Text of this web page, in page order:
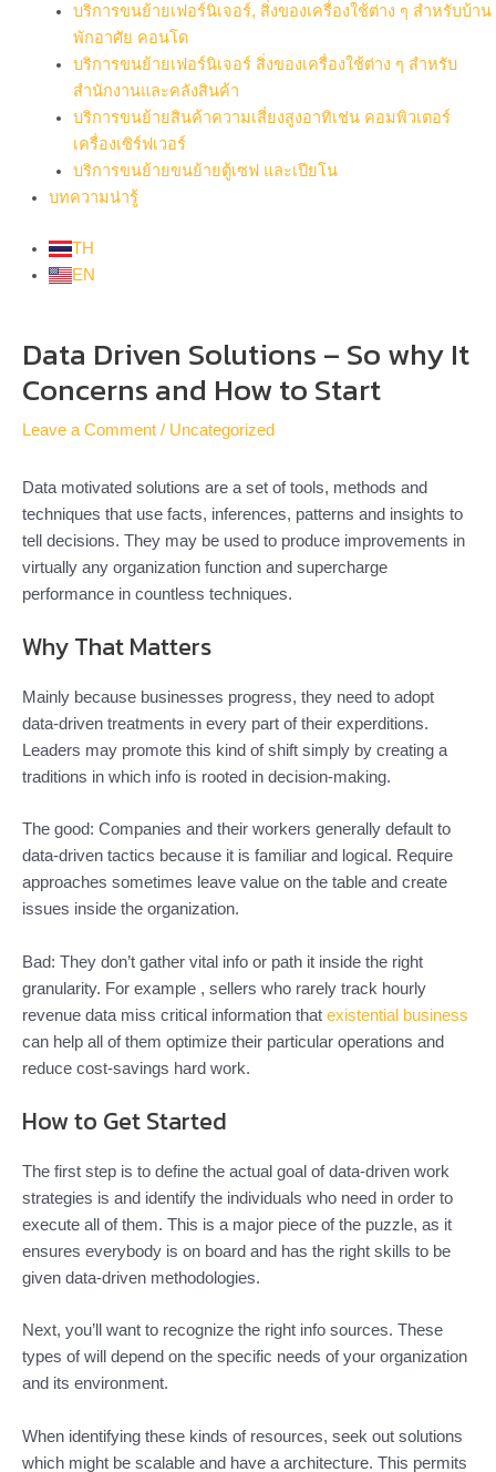
บริการขนย้ายเฟอร์นิเจอร์, สิ่งของเครื่องใช้ต่าง ๆ สำหรับบ้าน
พักอาศัย คอนโด
บริการขนย้ายเฟอร์นิเจอร์ สิ่งของเครื่องใช้ต่าง ๆ สำหรับ
สำนักงานและคลังสินค้า
บริการขนย้ายสินค้าความเสี่ยงสูงอาทิเช่น คอมพิวเตอร์
เครื่องเซิร์ฟเวอร์
บริการขนย้ายขนย้ายตู้เซฟ และเปียโน
บทความน่ารู้
TH
EN
Data Driven Solutions – So why It
Concerns and How to Start
Leave a Comment / Uncategorized
Data motivated solutions are a set of tools, methods and
techniques that use facts, inferences, patterns and insights to
tell decisions. They may be used to produce improvements in
virtually any organization function and supercharge
performance in countless techniques.
Why That Matters
Mainly because businesses progress, they need to adopt
data-driven treatments in every part of their experditions.
Leaders may promote this kind of shift simply by creating a
traditions in which info is rooted in decision-making.
The good: Companies and their workers generally default to
data-driven tactics because it is familiar and logical. Require
approaches sometimes leave value on the table and create
issues inside the organization.
Bad: They don’t gather vital info or path it inside the right
granularity. For example , sellers who rarely track hourly
revenue data miss critical information that existential business
can help all of them optimize their particular operations and
reduce cost-savings hard work.
How to Get Started
The first step is to define the actual goal of data-driven work
strategies is and identify the individuals who need in order to
execute all of them. This is a major piece of the puzzle, as it
ensures everybody is on board and has the right skills to be
given data-driven methodologies.
Next, you’ll want to recognize the right info sources. These
types of will depend on the specific needs of your organization
and its environment.
When identifying these kinds of resources, seek out solutions
which might be scalable and have a architecture. This permits
navigation